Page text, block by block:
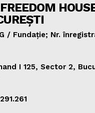
/ Fundație; Nr.
I 125, Sector 2,